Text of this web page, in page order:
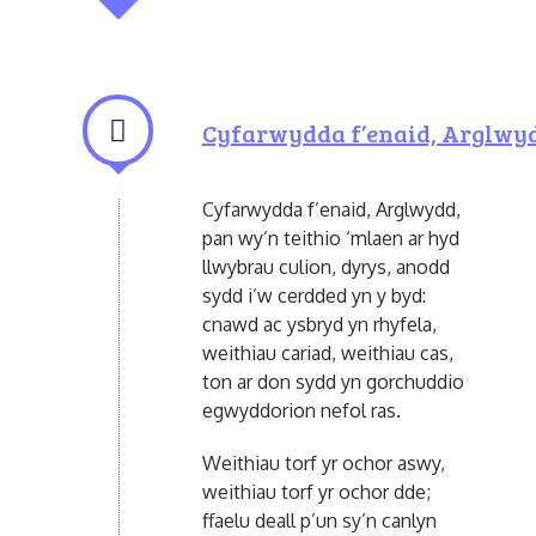
Cyfarwydda f’enaid,
Cyfarwydda f’enaid, Arglwydd,
pan wy’n teithio ‘mlaen ar hyd
llwybrau culion, dyrys, anodd
sydd i’w cerdded yn y byd:
cnawd ac ysbryd yn rhyfela,
weithiau cariad, weithiau cas,
ton ar don sydd yn gorchuddio
egwyddorion nefol ras.
Weithiau torf yr ochor aswy,
weithiau torf yr ochor dde;
ffaelu deall p’un sy’n canlyn